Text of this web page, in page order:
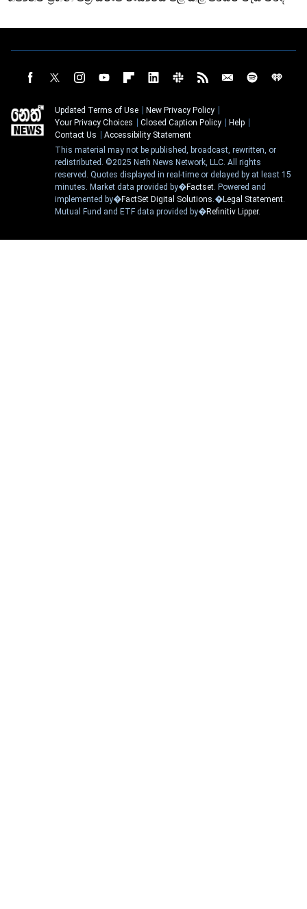
Updated Terms of Use
New Privacy Policy
Your Privacy Choices
Closed Caption Policy
Help
Contact Us
Accessibility Statement
This material may not be published, broadcast, rewritten, or
redistributed. ©2025 Neth News Network, LLC. All rights
reserved. Quotes displayed in real-time or delayed by at least 15
minutes. Market data provided by�Factset. Powered and
implemented by�FactSet Digital Solutions.�Legal Statement.
Mutual Fund and ETF data provided by�Refinitiv Lipper.